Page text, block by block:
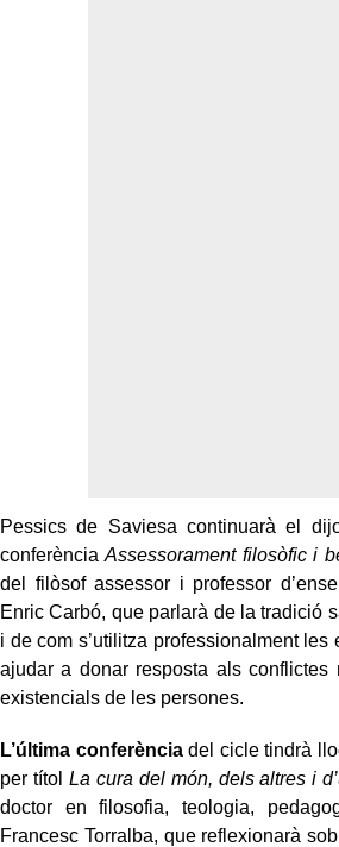
Pessics de Saviesa continuarà el
conferènciaAssessorament filosòfic i
del filòsof assessor i professor
Enric Carbó, que parlarà de la tradició
i de com s’utilitza professionalment
ajudar a donar resposta als
existencials de les persones.
L’última conferènciadel cicle tindrà
per títol La cura del món, dels altres i
doctor en filosofia, teologia,
Francesc Torralba, que reflexionarà